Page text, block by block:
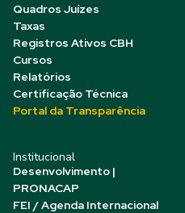
Quadros Juízes
Taxas
Registros Ativos CBH
Cursos
Relatórios
Certificação Técnica
Portal da Transparência
Institucional
Desenvolvimento |
PRONACAP
FEI / Agenda Internacional